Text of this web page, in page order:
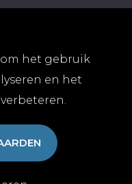
het gebruik
en het